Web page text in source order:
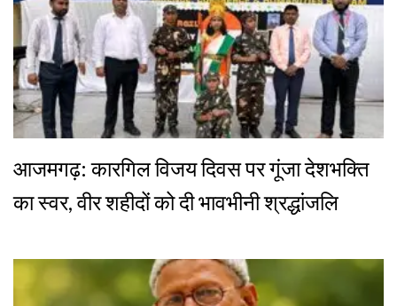
आजमगढ़: कारगिल विजय दिवस पर गूंजा देशभक्ति
का स्वर, वीर शहीदों को दी भावभीनी श्रद्धांजलि